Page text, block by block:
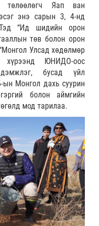
Яап ван
энэ сарын 3, 4-нд
“Ид шидийн орон
төв болон орон
Улсад хөдөлмөр
хүрээнд ЮНИДО-оос
бусад үйл
Монгол дахь суурин
болон аймгийн
мод тарилаа.